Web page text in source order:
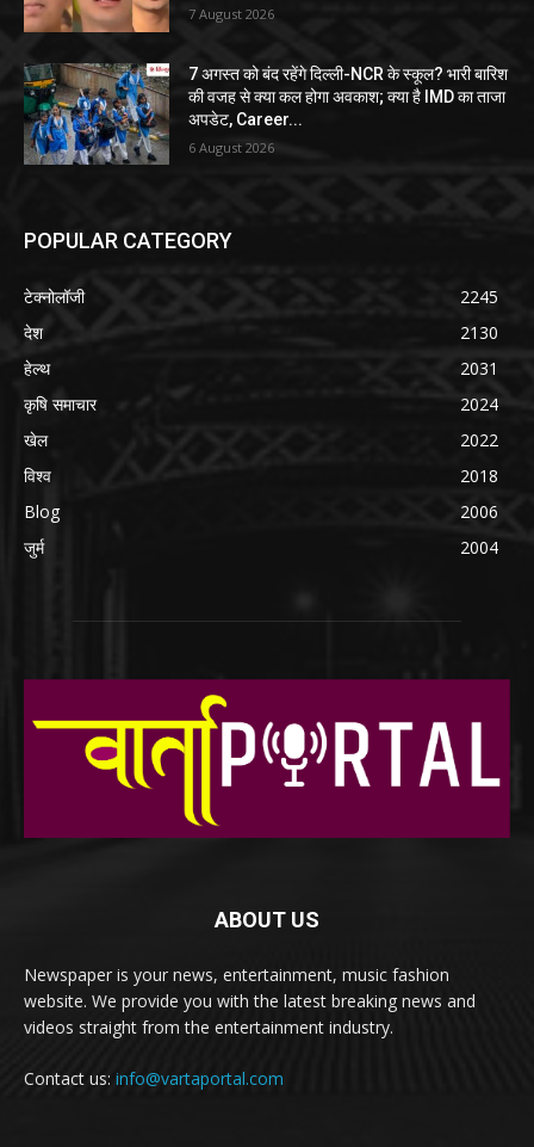
7 August 2026
7 अगस्त को बंद रहेंगे दिल्ली-NCR के स्कूल? भारी बारिश
की वजह से क्या कल होगा अवकाश; क्या है IMD का ताजा
अपडेट, Career...
6 August 2026
POPULAR CATEGORY
टेक्नोलॉजी
2245
देश
2130
हेल्थ
2031
कृषि समाचार
2024
खेल
2022
विश्व
2018
Blog
2006
जुर्म
2004
ABOUT US
Newspaper is your news, entertainment, music fashion
website. We provide you with the latest breaking news and
videos straight from the entertainment industry.
Contact us: info@vartaportal.com